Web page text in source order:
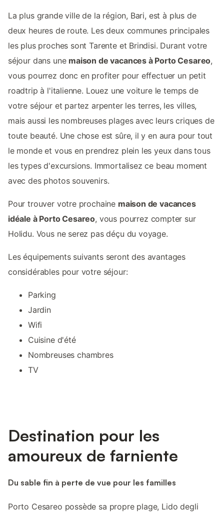
La plus grande ville de la région, Bari, est à plus de
deux heures de route. Les deux communes principales
les plus proches sont Tarente et Brindisi. Durant votre
séjour dans une maison de vacances à Porto Cesareo,
vous pourrez donc en profiter pour effectuer un petit
roadtrip à l'italienne. Louez une voiture le temps de
votre séjour et partez arpenter les terres, les villes,
mais aussi les nombreuses plages avec leurs criques de
toute beauté. Une chose est sûre, il y en aura pour tout
le monde et vous en prendrez plein les yeux dans tous
les types d'excursions. Immortalisez ce beau moment
avec des photos souvenirs.
Pour trouver votre prochaine maison de vacances
idéale à Porto Cesareo, vous pourrez compter sur
Holidu. Vous ne serez pas déçu du voyage.
Les équipements suivants seront des avantages
considérables pour votre séjour:
Parking
Jardin
Wifi
Cuisine d'été
Nombreuses chambres
TV
Destination pour les
amoureux de farniente
Du sable fin à perte de vue pour les familles
Porto Cesareo possède sa propre plage, Lido degli